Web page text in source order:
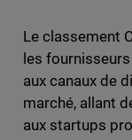
Le classement
les
aux canaux de
marché, allant
aux startups